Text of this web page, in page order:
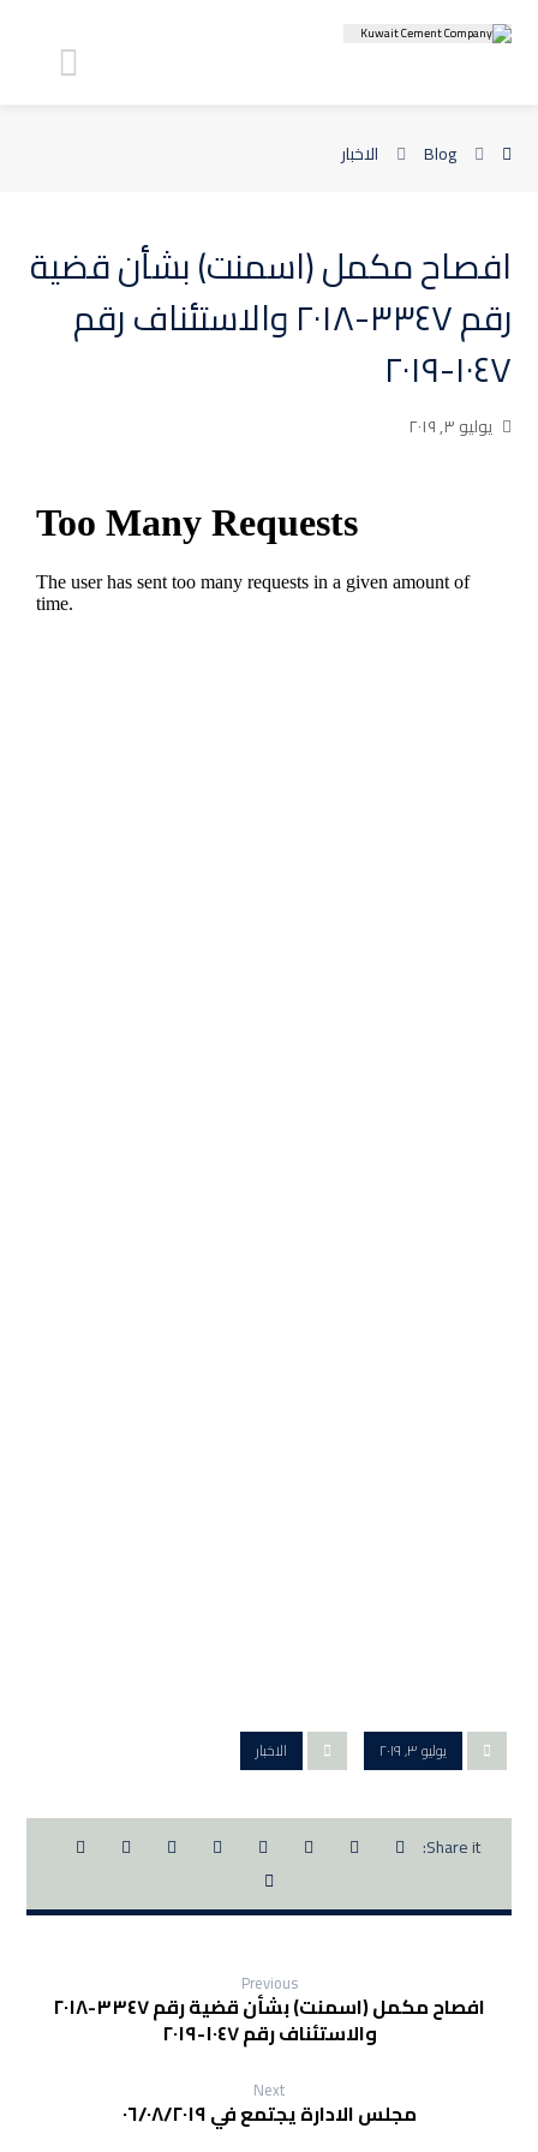
Blog الاخبار
افصاح مكمل (اسمنت) بشأن قضية
رقم ٣٣٤٧-٢٠١٨ والاستئناف رقم
١٠٤٧-٢٠١٩
يوليو ٣, ٢٠١٩
يوليو ٣, ٢٠١٩ الاخبار
Previous
افصاح مكمل (اسمنت) بشأن قضية رقم ٣٣٤٧-٢٠١٨
والاستئناف رقم ١٠٤٧-٢٠١٩
Next
مجلس الادارة يجتمع في ٠٦/٠٨/٢٠١٩